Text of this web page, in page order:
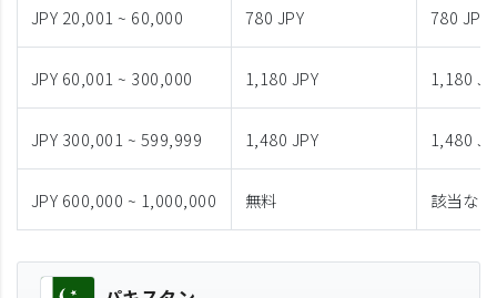
JPY 20,001 ~ 60,000 780 JPY 780 JPY
JPY 60,001 ~ 300,000 1,180 JPY 1,180
JPY 300,001 ~ 599,999 1,480 JPY 1,480
JPY 600,000 ~ 1,000,000 無料 該当なし